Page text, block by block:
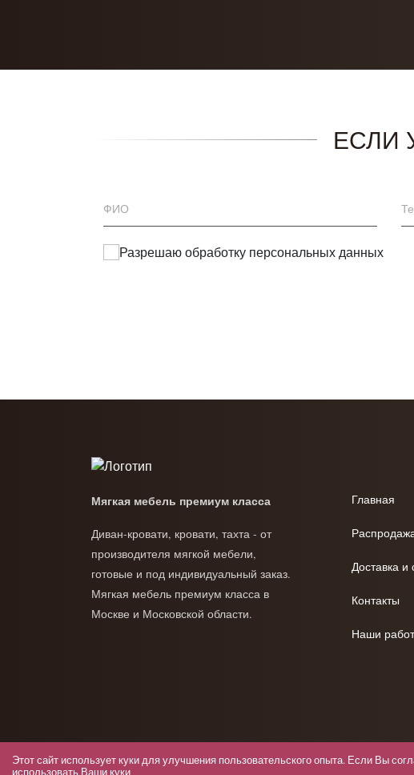
ЕСЛИ
Разрешаю обработку персональных данных
Мягкая мебель премиум класса
Диван-кровати, кровати, тахта - от
производителя мягкой мебели,
готовые и под индивидуальный заказ.
Мягкая мебель премиум класса в
Москве и Московской области.
Главная
Доставка и
Контакты
Наши
Anrie Moretti © 2026 Все права защищены.
Этот сайт использует куки для улучшения пользовательского опыта. Если Вы
использовать Ваши куки